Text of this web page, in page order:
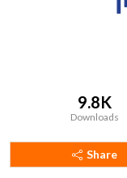
9.8K
Downloads
Share